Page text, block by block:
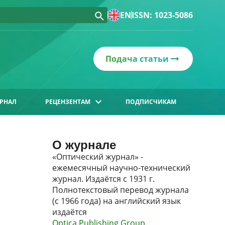
ENISSN: 1023-5086
Подача статьи
РЕЦЕНЗЕНТАМ ПОДПИСЧИКАМ
О журнале
«Оптический журнал» -
ежемесячный научно-технический
журнал. Издаётся с 1931 г.
Полнотекстовый перевод журнала
(с 1966 года) на английский язык
издаётся